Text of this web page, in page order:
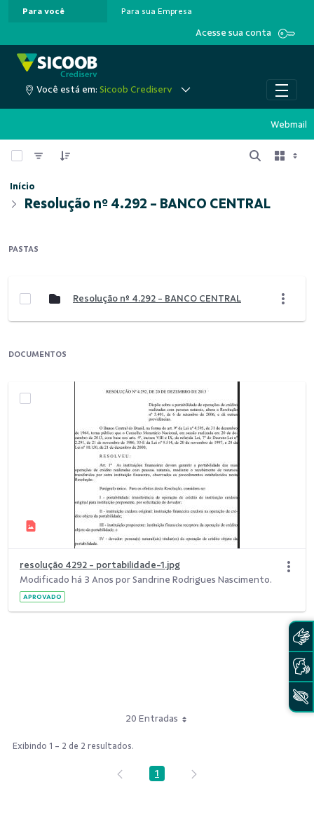
Pular para o Conteúdo principal
Para você Para sua Empresa
Acesse sua conta
Você está em: Sicoob Crediserv
Webmail
0 de 2 Itens selecionados
Início
Resolução nº 4.292 - BANCO CENTRAL
PASTAS
Resolução nº 4.292 - BANCO CENTRAL
DOCUMENTOS
resolução 4292 - portabilidade-1.jpg
Modificado há 3 Anos por Sandrine Rodrigues Nascimento.
APROVADO
20 Entradas
Exibindo 1 - 2 de 2 resultados.
Página
1